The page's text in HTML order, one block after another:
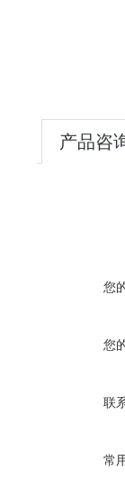
产品咨
您
您
联
常